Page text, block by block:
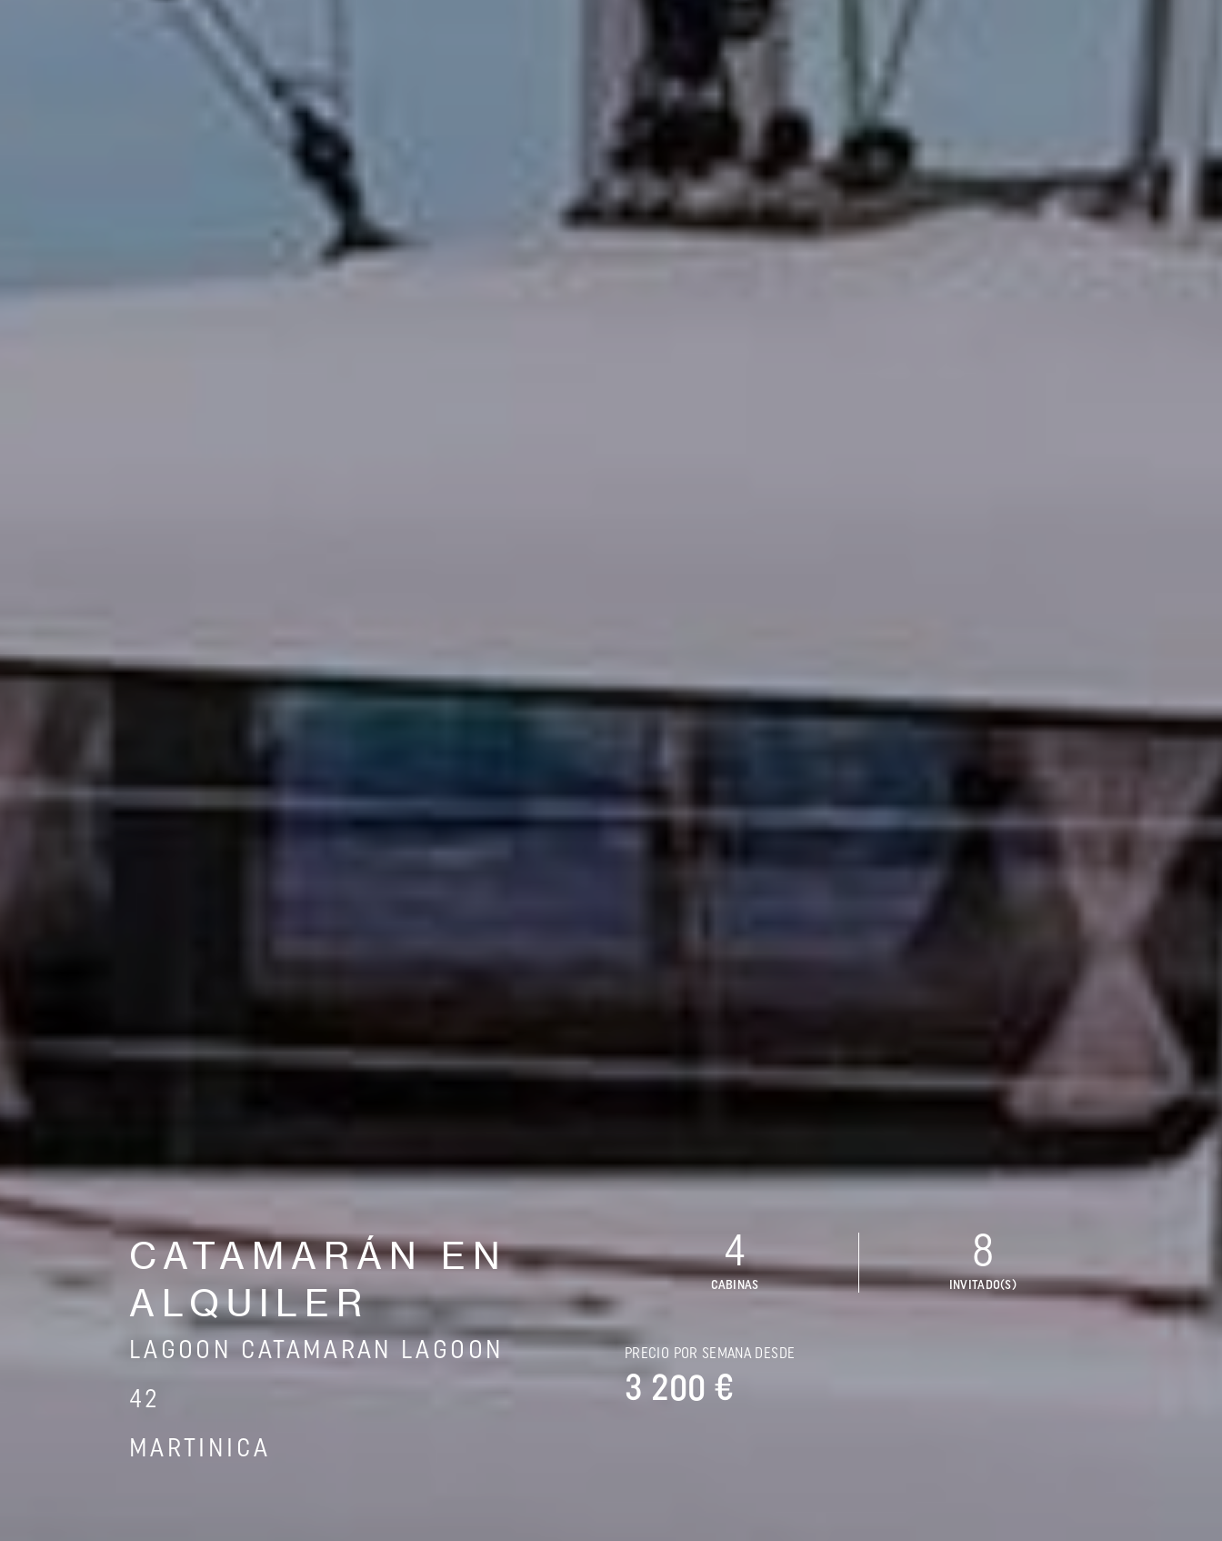
CATAMARÁN EN
ALQUILER
LAGOON CATAMARAN LAGOON
42
MARTINICA
4
CABINAS
8
INVITADO(S)
PRECIO POR SEMANA DESDE
3 200 €